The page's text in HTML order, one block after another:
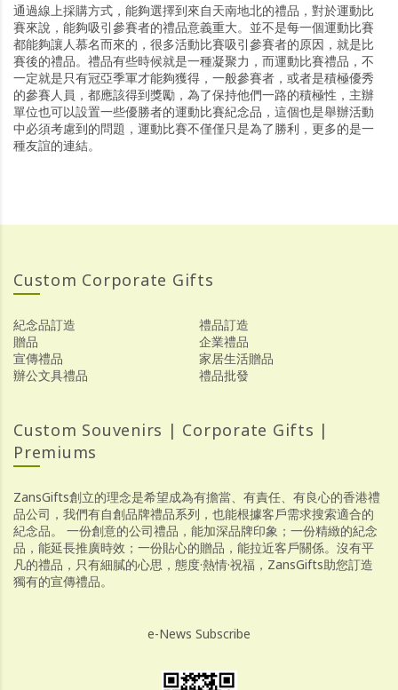
通過線上採購方式，能夠選擇到來自天南地北的禮品，對於運動比
賽來說，能夠吸引參賽者的禮品意義重大。並不是每一個運動比賽
都能夠讓人慕名而來的，很多活動比賽吸引參賽者的原因，就是比
賽後的禮品。禮品有些時候就是一種凝聚力，而運動比賽禮品，不
一定就是只有冠亞季軍才能夠獲得，一般參賽者，或者是積極優秀
的參賽人員，都應該得到獎勵，為了保持他們一路的積極性，主辦
單位也可以設置一些優勝者的運動比賽紀念品，這個也是舉辦活動
中必須考慮到的問題，運動比賽不僅僅只是為了勝利，更多的是一
種友誼的連結。
Custom Corporate Gifts
紀念品訂造
禮品訂造
贈品
企業禮品
宣傳禮品
家居生活贈品
辦公文具禮品
禮品批發
Custom Souvenirs | Corporate Gifts |
Premiums
ZansGifts創立的理念是希望成為有擔當、有責任、有良心的香港禮
品公司，我們有自創品牌禮品系列，也能根據客戶需求搜索適合的
紀念品。 一份創意的公司禮品，能加深品牌印象；一份精緻的紀念
品，能延長推廣時效；一份貼心的贈品，能拉近客戶關係。沒有平
凡的禮品，只有細膩的心思，態度·熱情·祝福，ZansGifts助您訂造
獨有的宣傳禮品。
e-News Subscribe